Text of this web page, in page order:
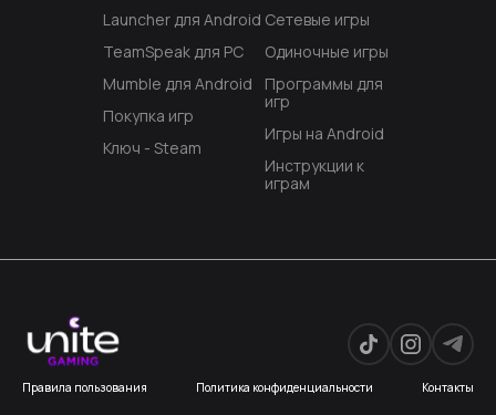
Launcher для Android
TeamSpeak для PC
Mumble для Android
Покупка игр
Ключ - Steam
Сетевые игры
Одиночные игры
Программы для
игр
Игры на Android
Инструкции к
играм
Правила пользования Политика конфиденциальности Контакты